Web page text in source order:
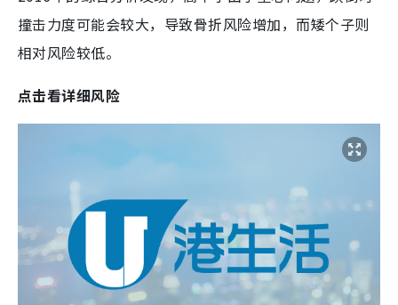
撞击力度可能会较大，导致骨折风险增加，而矮个子则
相对风险较低。
点击看详细风险